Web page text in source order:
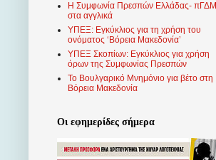
Η Συμφωνία Πρεσπών Ελλάδας- πΓΔΜ
στα αγγλικά
ΥΠΕΞ: Εγκύκλιος για τη χρήση του
ονόματος ‘Βόρεια Μακεδονία’
ΥΠΕΞ Σκοπίων: Εγκύκλιος για χρήση
όρων της Συμφωνίας Πρεσπών
Το Βουλγαρικό Μνημόνιο για βέτο στη
Βόρεια Μακεδονία
Οι εφημερίδες σήμερα